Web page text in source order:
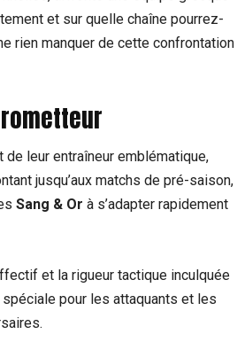
et sur quelle chaîne pourrez-
rien manquer de cette confrontation
leur entraîneur emblématique,
jusqu’aux matchs de pré-saison,
Sang & Or à s’adapter rapidement
et la rigueur tactique inculquée
pour les attaquants et les